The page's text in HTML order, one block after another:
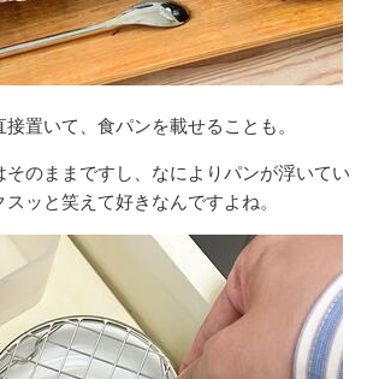
置いて、食パンを載せることも。
のままですし、なによりパンが浮いてい
ッと笑えて好きなんですよね。